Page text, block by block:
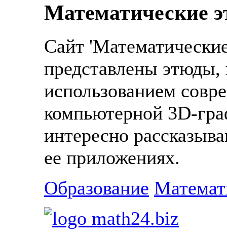
Математические
Сайт
представлены
использованием
компьютерной 3D-
интересно
ее приложениях.
Образование